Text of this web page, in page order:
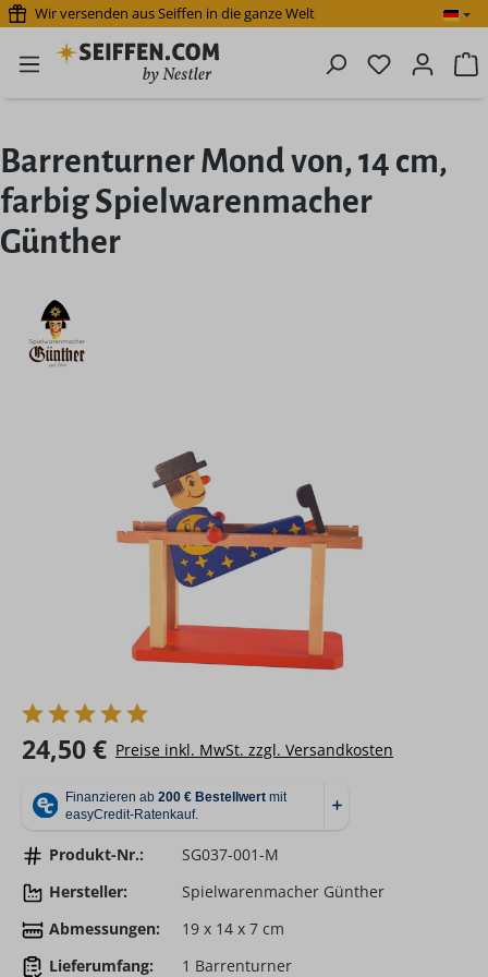
Zum Hauptinhalt springen
Wir versenden aus Seiffen in die ganze Welt
Du hast 0
Barrenturner Mond von, 14 cm,
farbig Spielwarenmacher
Günther
Bildergalerie überspringen
Regulärer Preis:
24,50 € Preise inkl. MwSt. zzgl. Versandkosten
Produkt-Nr.:
SG037-001-M
Hersteller:
Spielwarenmacher Günther
Abmessungen:
19 x 14 x 7 cm
Lieferumfang:
1 Barrenturner